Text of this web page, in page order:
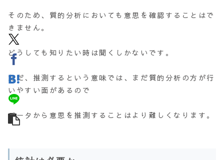
そのため、質的分析においても意思を確認することはで
きません。
どうしても知りたい時は聞くしかないです。
ただ、推測するという意味では、まだ質的分析の方が行
いやすい面があるので
データから意思を推測することはより難しくなります。